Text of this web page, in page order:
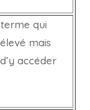
qui
mais
accéder